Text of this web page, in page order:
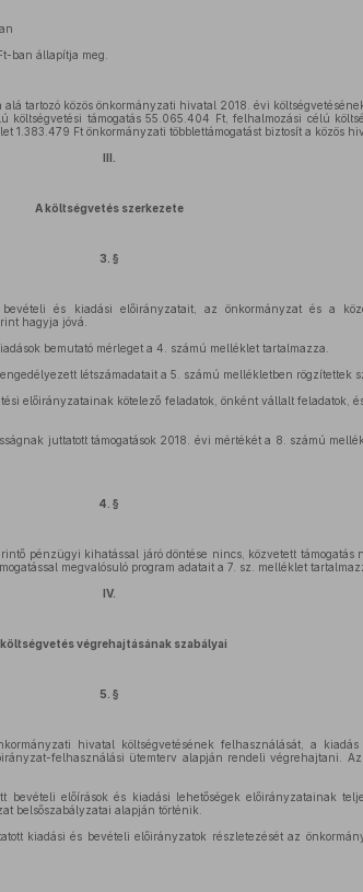
ban állapítja meg.
tartozó közös önkormányzati hivatal 2018. évi
támogatás 55.065.404 Ft, felhalmozási célú
1.383.479 Ft önkormányzati többlettámogatást biztosít a közös
III.
A költségvetés szerkezete
3. §
és kiadási előirányzatait, az önkormányzat és a
hagyja jóvá.
bemutató mérleget a 4. számú melléklet tartalmazza.
létszámadatait a 5. számú mellékletben rögzítettek
előirányzatainak kötelező feladatok, önként vállalt feladatok,
juttatott támogatások 2018. évi mértékét a 8. számú
4. §
pénzügyi kihatással járó döntése nincs, közvetett támogatás
megvalósuló program adatait a 7. sz. melléklet
IV.
költségvetés végrehajtásának szabályai
5. §
hivatal költségvetésének felhasználását, a
felhasználási ütemterv alapján rendeli végrehajtani.
előírások és kiadási lehetőségek előirányzatainak
belsőszabályzatai alapján történik.
kiadási és bevételi előirányzatok részletezését az